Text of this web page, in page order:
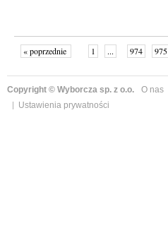
« poprzednie 1 ... 974 975
Copyright © Wyborcza sp. z o.o. O nas
Ustawienia prywatności